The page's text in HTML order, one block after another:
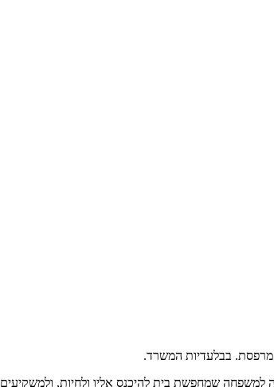
שמחפשת בית להיכנס אליו ולחיות,